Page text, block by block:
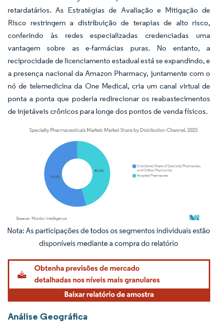
retardatários. As Estratégias de Avaliação e Mitigação de
Risco restringem a distribuição de terapias de alto risco,
conferindo às redes especializadas credenciadas uma
vantagem sobre as e-farmácias puras. No entanto, a
reciprocidade de licenciamento estadual está se expandindo, e
a presença nacional da Amazon Pharmacy, juntamente com o
nó de telemedicina da One Medical, cria um canal virtual de
ponta a ponta que poderia redirecionar os reabastecimentos
de injetáveis crônicos para longe dos pontos de venda físicos.
Imagem © Mordor Intelligence. O reuso requer atribuição conforme CC BY 4.0.
Análise Geográfica